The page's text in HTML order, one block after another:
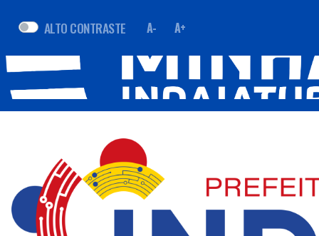
ALTO CONTRASTE A- A+